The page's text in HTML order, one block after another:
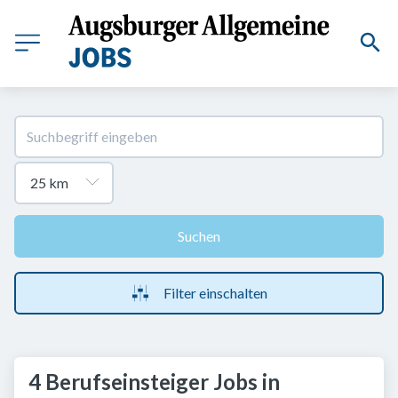
Suchen
Filter einschalten
4 Berufseinsteiger Jobs in